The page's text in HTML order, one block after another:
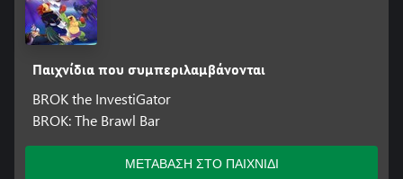
Παιχνίδια που συμπεριλαμβάνονται
BROK the InvestiGator
BROK: The Brawl Bar
ΜΕΤΑΒΑΣΗ ΣΤΟ ΠΑΙΧΝΙΔΙ